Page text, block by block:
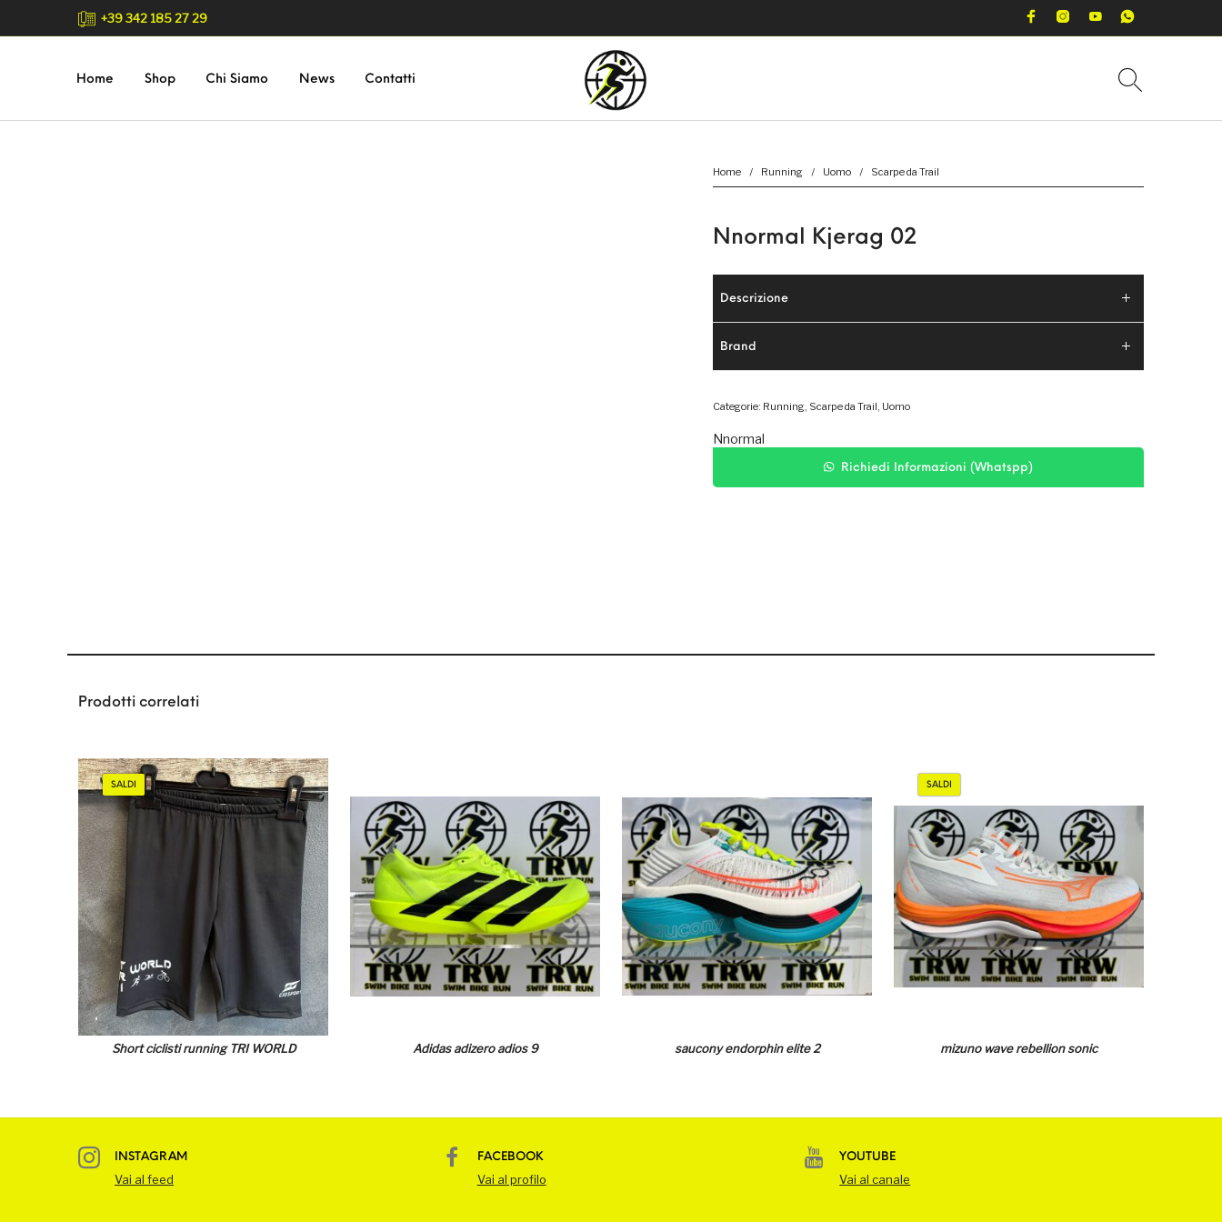
+39 342 185 27 29
Home Shop Chi Siamo News Contatti
Home / Running / Uomo / Scarpe da Trail
Nnormal Kjerag 02
Descrizione
Brand
Categorie: Running, Scarpe da Trail, Uomo
Nnormal
Richiedi Informazioni (Whatspp)
Prodotti correlati
SALDI
Short ciclisti running TRI WORLD Adidas adizero adios 9 saucony endorphin elite 2
SALDI
mizuno wave rebellion sonic
INSTAGRAM
Vai al feed
FACEBOOK
Vai al profilo
YOUTUBE
Vai al canale